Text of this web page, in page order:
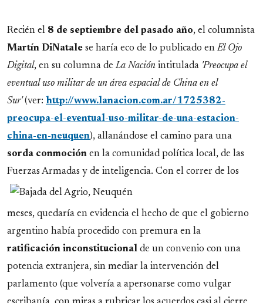
Recién el 8 de septiembre del pasado año, el columnista
Martín DiNatale se haría eco de lo publicado en El Ojo
Digital, en su columna de La Nación intitulada 'Preocupa el
eventual uso militar de un área espacial de China en el
Sur'(ver: http://www.lanacion.com.ar/1725382-
preocupa-el-eventual-uso-militar-de-una-estacion-
china-en-neuquen), allanándose el camino para una
sorda conmoción en la comunidad política local, de las
Fuerzas Armadas y de inteligencia. Con el correr de los
meses, quedaría en evidencia el hecho de que el gobierno
argentino había procedido con premura en la
ratificación inconstitucional de un convenio con una
potencia extranjera, sin mediar la intervención del
parlamento (que volvería a apersonarse como vulgar